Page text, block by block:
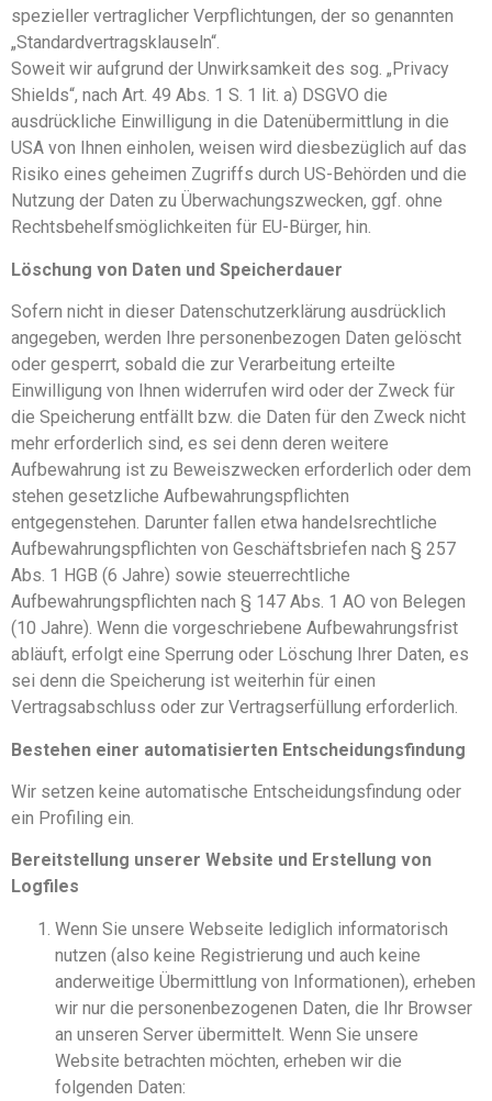
spezieller vertraglicher Verpflichtungen, der so genannten
„Standardvertragsklauseln“.
Soweit wir aufgrund der Unwirksamkeit des sog. „Privacy
Shields“, nach Art. 49 Abs. 1 S. 1 lit. a) DSGVO die
ausdrückliche Einwilligung in die Datenübermittlung in die
USA von Ihnen einholen, weisen wird diesbezüglich auf das
Risiko eines geheimen Zugriffs durch US-Behörden und die
Nutzung der Daten zu Überwachungszwecken, ggf. ohne
Rechtsbehelfsmöglichkeiten für EU-Bürger, hin.
Löschung von Daten und Speicherdauer
Sofern nicht in dieser Datenschutzerklärung ausdrücklich
angegeben, werden Ihre personenbezogen Daten gelöscht
oder gesperrt, sobald die zur Verarbeitung erteilte
Einwilligung von Ihnen widerrufen wird oder der Zweck für
die Speicherung entfällt bzw. die Daten für den Zweck nicht
mehr erforderlich sind, es sei denn deren weitere
Aufbewahrung ist zu Beweiszwecken erforderlich oder dem
stehen gesetzliche Aufbewahrungspflichten
entgegenstehen. Darunter fallen etwa handelsrechtliche
Aufbewahrungspflichten von Geschäftsbriefen nach § 257
Abs. 1 HGB (6 Jahre) sowie steuerrechtliche
Aufbewahrungspflichten nach § 147 Abs. 1 AO von Belegen
(10 Jahre). Wenn die vorgeschriebene Aufbewahrungsfrist
abläuft, erfolgt eine Sperrung oder Löschung Ihrer Daten, es
sei denn die Speicherung ist weiterhin für einen
Vertragsabschluss oder zur Vertragserfüllung erforderlich.
Bestehen einer automatisierten Entscheidungsfindung
Wir setzen keine automatische Entscheidungsfindung oder
ein Profiling ein.
Bereitstellung unserer Website und Erstellung von
Logfiles
Wenn Sie unsere Webseite lediglich informatorisch
nutzen (also keine Registrierung und auch keine
anderweitige Übermittlung von Informationen), erheben
wir nur die personenbezogenen Daten, die Ihr Browser
an unseren Server übermittelt. Wenn Sie unsere
Website betrachten möchten, erheben wir die
folgenden Daten: